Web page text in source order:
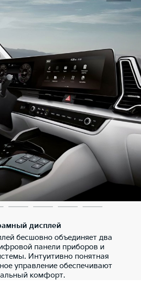
дисплей
бесшовно объединяет два
панели приборов и
Интуитивно понятная
управление обеспечивают
комфорт.